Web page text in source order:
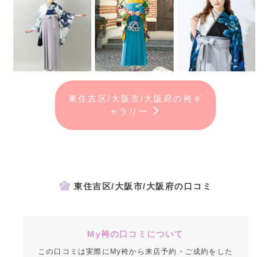
東住吉区/大阪市/大阪府の袴ギ
ャラリー
東住吉区/大阪市/大阪府の口コミ
My袴の口コミについて
この口コミは実際にMy袴から来店予約・ご成約をした